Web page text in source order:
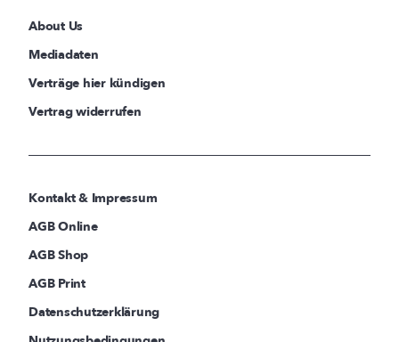
About Us
Mediadaten
Verträge hier kündigen
Vertrag widerrufen
Kontakt & Impressum
AGB Online
AGB Shop
AGB Print
Datenschutzerklärung